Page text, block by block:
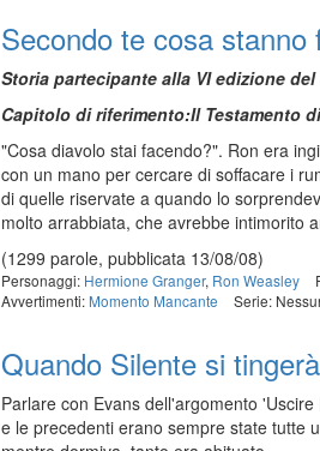
Secondo te cosa stanno
Storia partecipante alla VI edizione
Capitolo di riferimento:Il Testamento
"Cosa diavolo stai facendo?". Ron era
con un mano per cercare di soffacare i
di quelle riservate a quando lo
molto arrabbiata, che avrebbe intimorito
(1299 parole, pubblicata 13/08/08)
Personaggi: Hermione Granger, Ron Weasley
Avvertimenti: Momento Mancante Serie:
Quando Silente si
Parlare con Evans dell'argomento
e le precedenti erano sempre state tutte